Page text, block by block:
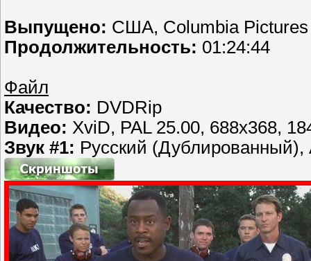
Выпущено: США, Columbia Pictures
Продолжительность: 01:24:44
Файл
Качество: DVDRip
Видео: XviD, PAL 25.00, 688x368,
Звук #1: Русский (Дублированный),